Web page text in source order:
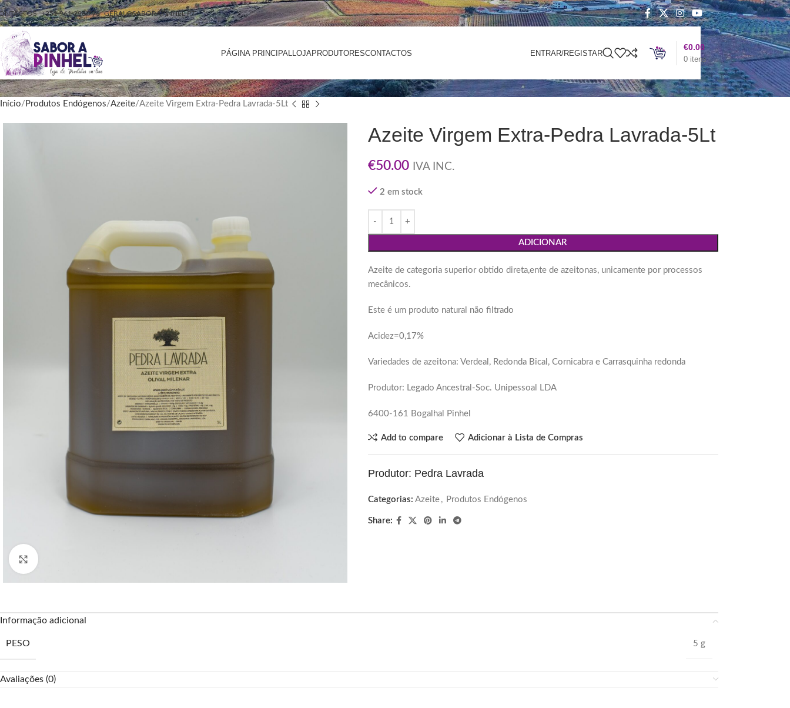
+351 961 296 796 GERAL@SABORAPINHEL.PT
PÁGINA PRINCIPAL LOJAPRODUTORESCONTACTOS ENTRAR/REGISTAR
0 itens
€0.00
Início Produtos Endógenos Azeite Azeite Virgem Extra-Pedra Lavrada-5Lt
Azeite Virgem Extra-Pedra Lavrada-5Lt
€50.00 IVA INC.
2 em stock
ADICIONAR
Azeite de categoria superior obtido direta,ente de azeitonas, unicamente por processos
mecânicos.
Este é um produto natural não filtrado
Acidez=0,17%
Variedades de azeitona: Verdeal, Redonda Bical, Cornicabra e Carrasquinha redonda
Produtor: Legado Ancestral-Soc. Unipessoal LDA
6400-161 Bogalhal Pinhel
Add to compare Adicionar à Lista de Compras
Produtor: Pedra Lavrada
Categorias: Azeite , Produtos Endógenos
Share:
Informação adicional
PESO 5 g
Avaliações (0)